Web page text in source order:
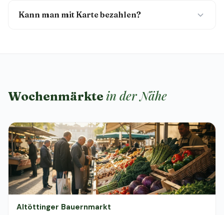
Kann man mit Karte bezahlen?
Wochenmärkte in der Nähe
Altöttinger Bauernmarkt